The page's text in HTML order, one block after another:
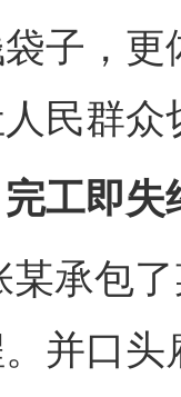
子，
民群
即失
包了
并口